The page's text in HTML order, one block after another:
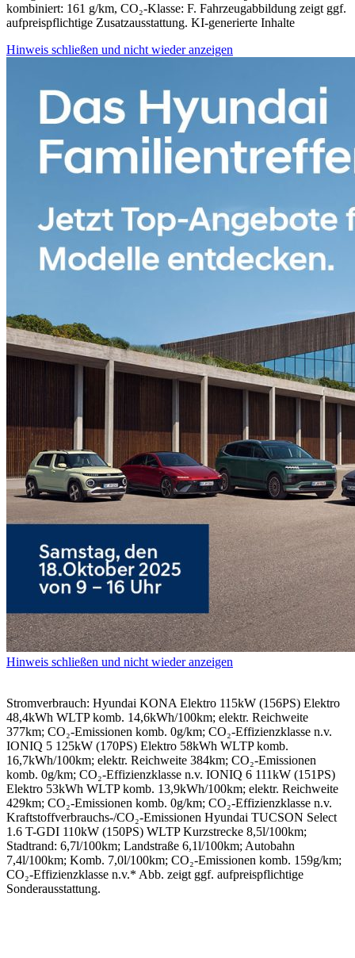
kombiniert: 161 g/km, CO₂-Klasse: F. Fahrzeugabbildung zeigt ggf.
aufpreispflichtige Zusatzausstattung. KI-generierte Inhalte
Hinweis schließen und nicht wieder anzeigen
Hinweis schließen und nicht wieder anzeigen
Stromverbrauch: Hyundai KONA Elektro 115kW (156PS) Elektro
48,4kWh WLTP komb. 14,6kWh/100km; elektr. Reichweite
377km; CO₂-Emissionen komb. 0g/km; CO₂-Effizienzklasse n.v.
IONIQ 5 125kW (170PS) Elektro 58kWh WLTP komb.
16,7kWh/100km; elektr. Reichweite 384km; CO₂-Emissionen
komb. 0g/km; CO₂-Effizienzklasse n.v. IONIQ 6 111kW (151PS)
Elektro 53kWh WLTP komb. 13,9kWh/100km; elektr. Reichweite
429km; CO₂-Emissionen komb. 0g/km; CO₂-Effizienzklasse n.v.
Kraftstoffverbrauchs-/CO₂-Emissionen Hyundai TUCSON Select
1.6 T-GDI 110kW (150PS) WLTP Kurzstrecke 8,5l/100km;
Stadtrand: 6,7l/100km; Landstraße 6,1l/100km; Autobahn
7,4l/100km; Komb. 7,0l/100km; CO₂-Emissionen komb. 159g/km;
CO₂-Effizienzklasse n.v.* Abb. zeigt ggf. aufpreispflichtige
Sonderausstattung.